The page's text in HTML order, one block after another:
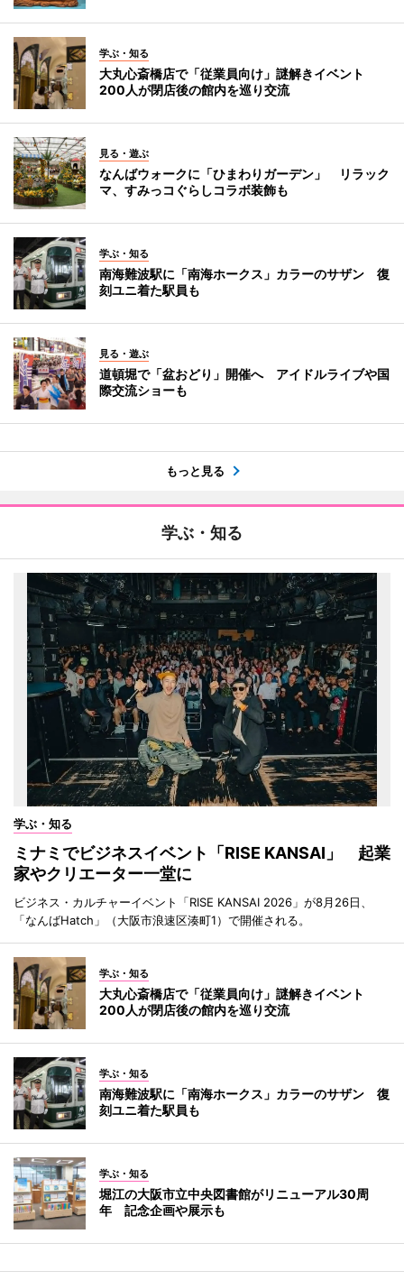
学ぶ・知る
大丸心斎橋店で「従業員向け」謎解きイベント
200人が閉店後の館内を巡り交流
見る・遊ぶ
なんばウォークに「ひまわりガーデン」 リラック
マ、すみっコぐらしコラボ装飾も
学ぶ・知る
南海難波駅に「南海ホークス」カラーのサザン 復
刻ユニ着た駅員も
見る・遊ぶ
道頓堀で「盆おどり」開催へ アイドルライブや国
際交流ショーも
もっと見る
学ぶ・知る
学ぶ・知る
ミナミでビジネスイベント「RISE KANSAI」 起業
家やクリエーター一堂に
ビジネス・カルチャーイベント「RISE KANSAI 2026」が8月26日、
「なんばHatch」（大阪市浪速区湊町1）で開催される。
学ぶ・知る
大丸心斎橋店で「従業員向け」謎解きイベント
200人が閉店後の館内を巡り交流
学ぶ・知る
南海難波駅に「南海ホークス」カラーのサザン 復
刻ユニ着た駅員も
学ぶ・知る
堀江の大阪市立中央図書館がリニューアル30周
年 記念企画や展示も